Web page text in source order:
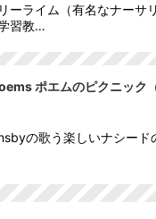
ーライム（有名なナー
習教…
ポエムのピクニック
の歌う楽しいナシード